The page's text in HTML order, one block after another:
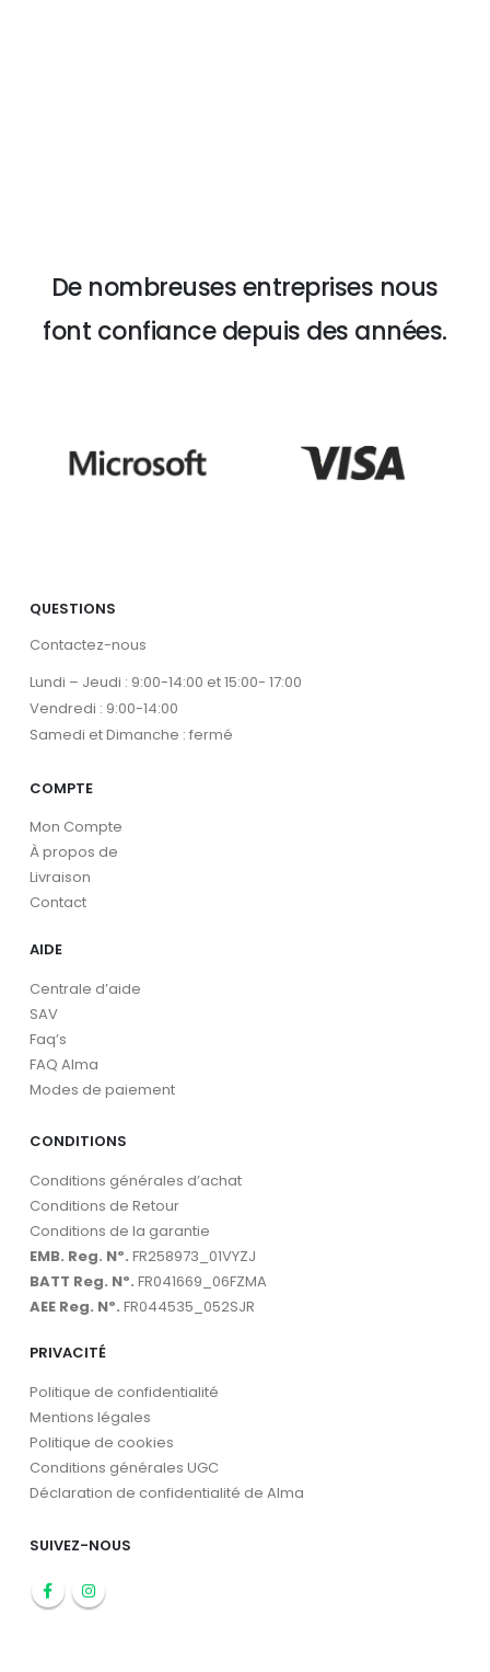
De nombreuses entreprises nous
font confiance depuis des années.
QUESTIONS
Contactez-nous
Lundi – Jeudi : 9:00-14:00 et 15:00- 17:00
Vendredi : 9:00-14:00
Samedi et Dimanche : fermé
COMPTE
Mon Compte
À propos de
Livraison
Contact
AIDE
Centrale d’aide
SAV
Faq’s
FAQ Alma
Modes de paiement
CONDITIONS
Conditions générales d’achat
Conditions de Retour
Conditions de la garantie
EMB. Reg. Nº. FR258973_01VYZJ
BATT Reg. Nº. FR041669_06FZMA
AEE Reg. Nº. FR044535_052SJR
PRIVACITÉ
Politique de confidentialité
Mentions légales
Politique de cookies
Conditions générales UGC
Déclaration de confidentialité de Alma
SUIVEZ-NOUS